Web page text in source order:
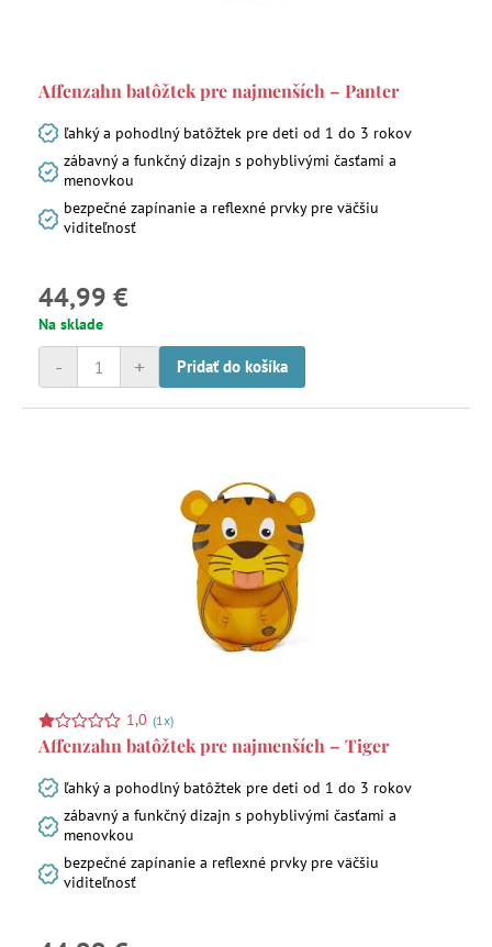
Affenzahn batôžtek pre najmenších – Panter
ľahký a pohodlný batôžtek pre deti od 1 do 3 rokov
zábavný a funkčný dizajn s pohyblivými časťami a
menovkou
bezpečné zapínanie a reflexné prvky pre väčšiu
viditeľnosť
44,99 €
Na sklade
+
- Pridať do košíka
1,0 (1x)
Affenzahn batôžtek pre najmenších – Tiger
ľahký a pohodlný batôžtek pre deti od 1 do 3 rokov
zábavný a funkčný dizajn s pohyblivými časťami a
menovkou
bezpečné zapínanie a reflexné prvky pre väčšiu
viditeľnosť